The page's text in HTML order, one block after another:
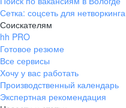
Сетка: соцсеть для нетворкинга
Соискателям
hh PRO
Готовое резюме
Все сервисы
Хочу у вас работать
Производственный календарь
Экспертная рекомендация